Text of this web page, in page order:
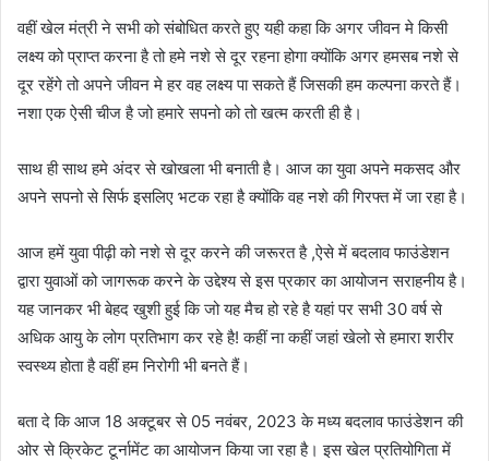
वहीं खेल मंत्री ने सभी को संबोधित करते हुए यही कहा कि अगर जीवन मे किसी
लक्ष्य को प्राप्त करना है तो हमे नशे से दूर रहना होगा क्योंकि अगर हमसब नशे से
दूर रहेंगे तो अपने जीवन मे हर वह लक्ष्य पा सकते हैं जिसकी हम कल्पना करते हैं।
नशा एक ऐसी चीज है जो हमारे सपनो को तो खत्म करती ही है।
साथ ही साथ हमे अंदर से खोखला भी बनाती है। आज का युवा अपने मकसद और
अपने सपनो से सिर्फ इसलिए भटक रहा है क्योंकि वह नशे की गिरफ्त में जा रहा है।
आज हमें युवा पीढ़ी को नशे से दूर करने की जरूरत है ,ऐसे में बदलाव फाउंडेशन
द्वारा युवाओं को जागरूक करने के उद्देश्य से इस प्रकार का आयोजन सराहनीय है।
यह जानकर भी बेहद खुशी हुई कि जो यह मैच हो रहे है यहां पर सभी 30 वर्ष से
अधिक आयु के लोग प्रतिभाग कर रहे है! कहीं ना कहीं जहां खेलो से हमारा शरीर
स्वस्थ्य होता है वहीं हम निरोगी भी बनते हैं।
बता दे कि आज 18 अक्टूबर से 05 नवंबर, 2023 के मध्य बदलाव फाउंडेशन की
ओर से क्रिकेट टूर्नामेंट का आयोजन किया जा रहा है। इस खेल प्रतियोगिता में